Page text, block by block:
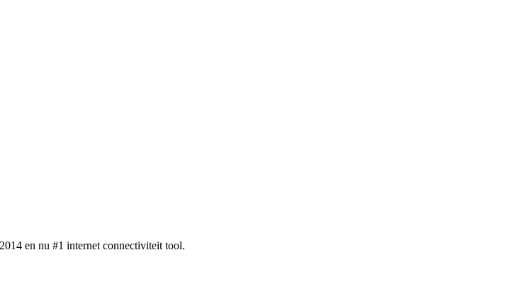
en nu #1 internet connectiviteit tool.